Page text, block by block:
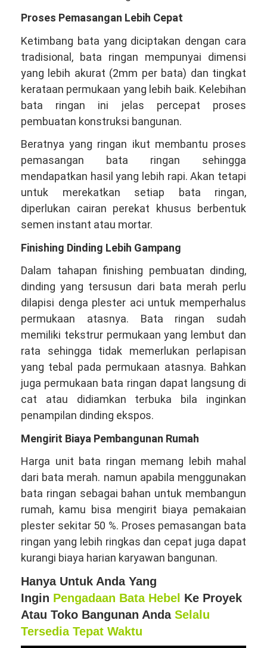
Proses Pemasangan Lebih Cepat
Ketimbang bata yang diciptakan dengan cara
tradisional, bata ringan mempunyai dimensi
yang lebih akurat (2mm per bata) dan tingkat
kerataan permukaan yang lebih baik. Kelebihan
bata ringan ini jelas percepat proses
pembuatan konstruksi bangunan.
Beratnya yang ringan ikut membantu proses
pemasangan bata ringan sehingga
mendapatkan hasil yang lebih rapi. Akan tetapi
untuk merekatkan setiap bata ringan,
diperlukan cairan perekat khusus berbentuk
semen instant atau mortar.
Finishing Dinding Lebih Gampang
Dalam tahapan finishing pembuatan dinding,
dinding yang tersusun dari bata merah perlu
dilapisi denga plester aci untuk memperhalus
permukaan atasnya. Bata ringan sudah
memiliki tekstrur permukaan yang lembut dan
rata sehingga tidak memerlukan perlapisan
yang tebal pada permukaan atasnya. Bahkan
juga permukaan bata ringan dapat langsung di
cat atau didiamkan terbuka bila inginkan
penampilan dinding ekspos.
Mengirit Biaya Pembangunan Rumah
Harga unit bata ringan memang lebih mahal
dari bata merah. namun apabila menggunakan
bata ringan sebagai bahan untuk membangun
rumah, kamu bisa mengirit biaya pemakaian
plester sekitar 50 %. Proses pemasangan bata
ringan yang lebih ringkas dan cepat juga dapat
kurangi biaya harian karyawan bangunan.
Hanya Untuk Anda Yang
Ingin Pengadaan Bata Hebel Ke Proyek
Atau Toko Bangunan Anda Selalu
Tersedia Tepat Waktu